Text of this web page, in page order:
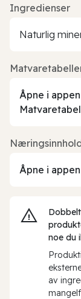
Ingredienser
Naturlig
Åpne i
Åpne i
noe du
av